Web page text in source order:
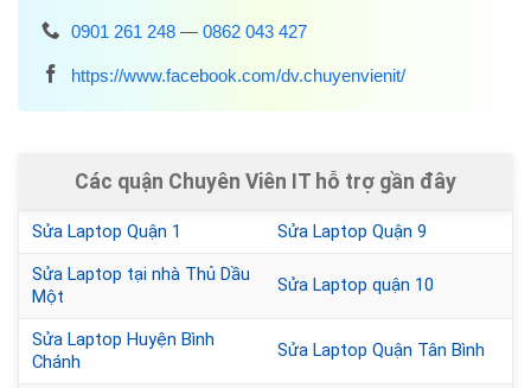
0901 261 248 — 0862 043 427
https://www.facebook.com/dv.chuyenvienit/
Các quận Chuyên Viên IT hỗ trợ gần đây
Sửa Laptop Quận 1
Sửa Laptop Quận 9
Sửa Laptop tại nhà Thủ Dầu
Một
Sửa Laptop quận 10
Sửa Laptop Huyện Bình
Chánh
Sửa Laptop Quận Tân Bình